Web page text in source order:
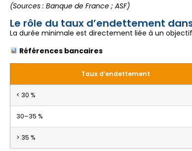
(Sources : Banque de France ; ASF)
Le rôle du taux d’endettement
La durée minimale est directement liée à un
Références bancaires
Taux d’endettement
< 30 %
30–35 %
> 35 %